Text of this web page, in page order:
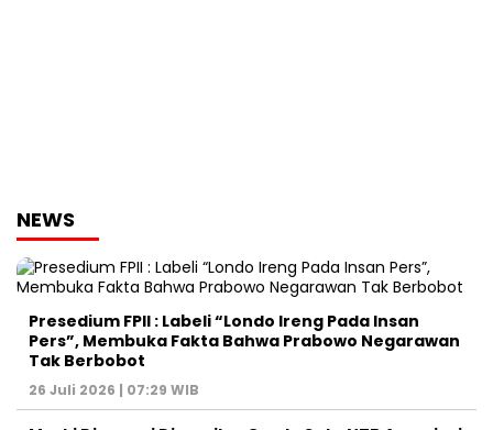
NEWS
Presedium FPII : Labeli “Londo Ireng Pada Insan
Pers”, Membuka Fakta Bahwa Prabowo Negarawan
Tak Berbobot
26 Juli 2026 | 07:29 WIB